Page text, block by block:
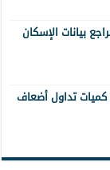
بيانات الإسكان
تداول أضعاف